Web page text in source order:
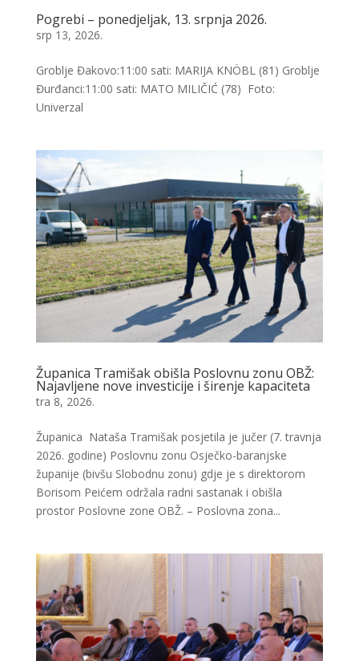
Pogrebi – ponedjeljak, 13. srpnja 2026.
srp 13, 2026.
Groblje Đakovo:11:00 sati: MARIJA KNÖBL (81) Groblje
Đurđanci:11:00 sati: MATO MILIČIĆ (78) Foto:
Univerzal
Županica Tramišak obišla Poslovnu zonu OBŽ:
Najavljene nove investicije i širenje kapaciteta
tra 8, 2026.
Županica Nataša Tramišak posjetila je jučer (7. travnja
2026. godine) Poslovnu zonu Osječko-baranjske
županije (bivšu Slobodnu zonu) gdje je s direktorom
Borisom Peićem održala radni sastanak i obišla
prostor Poslovne zone OBŽ. – Poslovna zona...